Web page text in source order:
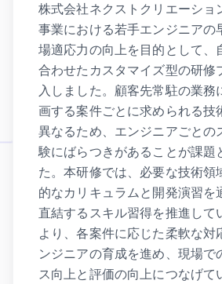
株式会社ネクストクリエーショ
事業における若手エンジニアの
場適応力の向上を目的として、
合わせたカスタマイズ型の研修
入しました。顧客先常駐の業務
画する案件ごとに求められる技
異なるため、エンジニアごとの
験にばらつきがあることが課題
た。本研修では、必要な技術領
的なカリキュラムと開発演習を
直結するスキル習得を推進して
より、各案件に応じた柔軟な対
ンジニアの育成を進め、現場で
ス向上と評価の向上につなげて